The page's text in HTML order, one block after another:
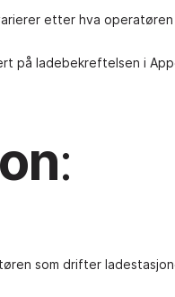
etter hva
på ladebekreftelsen i
:
som drifter